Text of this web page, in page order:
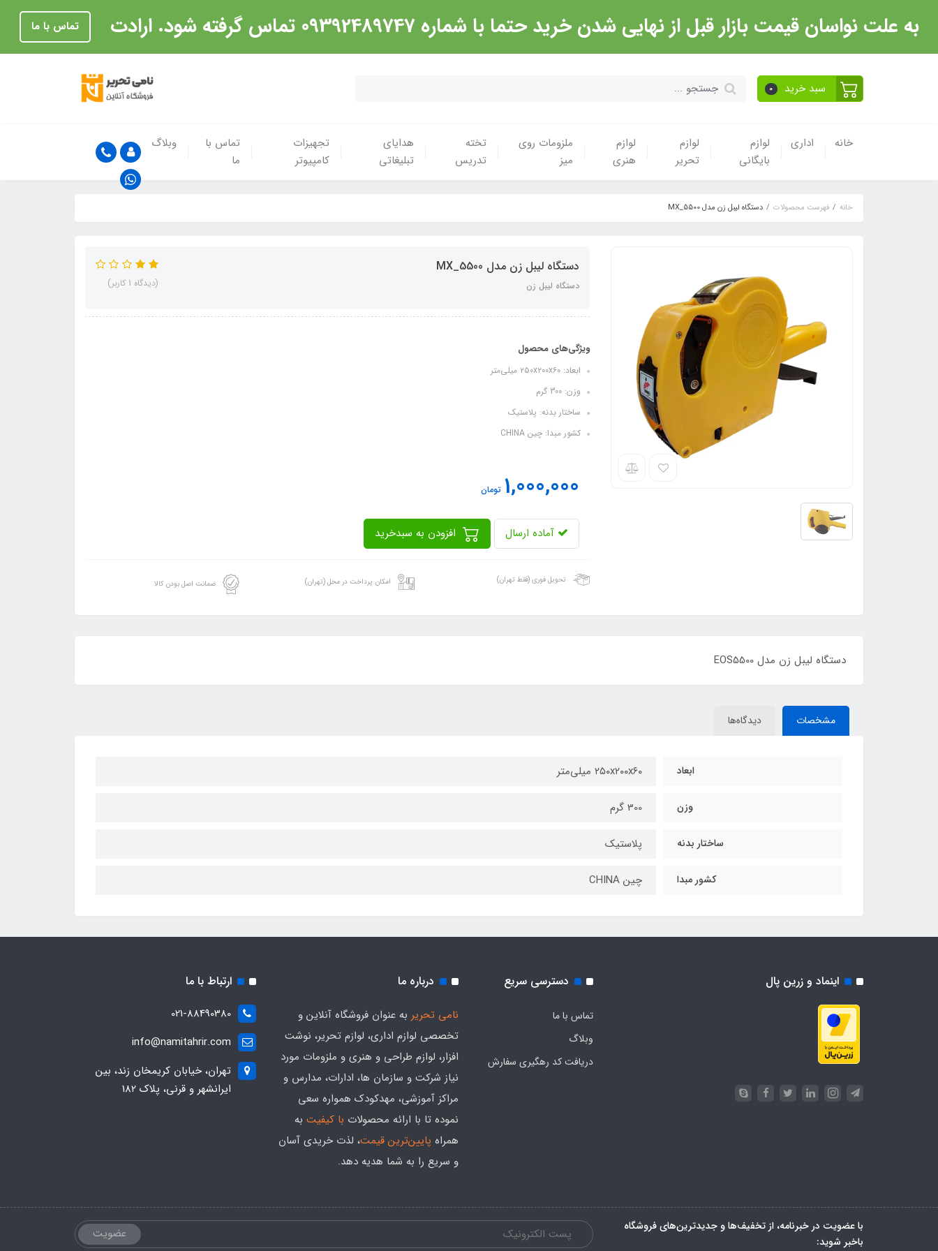
به علت نواسان قیمت بازار قبل از نهایی شدن خرید حتما با شماره 09392489747 تماس گرفته شود. ارادت تماس با ما
سبد خرید 0
خانه اداری
لوازم
بایگانی
لوازم
تحریر
لوازم
هنری
ملزومات روی
میز
تخته
تدریس
هدایای
تبلیغاتی
تجهیزات
کامپیوتر
تماس با
ما
وبلاگ
خانه فهرست محصولات دستگاه لیبل زن مدل MX_5500
دستگاه لیبل زن مدل MX_5500
دستگاه لیبل زن (دیدگاه 1 کاربر)
ویژگی‌های محصول
ابعاد: ۲۵۰x۲۰۰x۶۰ میلی‌متر
وزن: 300 گرم
ساختار بدنه: پلاستیک
کشور مبدا: چین CHINA
1,000,000 تومان
آماده ارسال
تحویل فوری (فقط تهران) امکان پرداخت در محل (تهران) ضمانت اصل بودن کالا
دستگاه لیبل زن مدل EOS5500
مشخصات دیدگاه‌ها
ابعاد ۲۵۰x۲۰۰x۶۰ میلی‌متر
وزن 300 گرم
ساختار بدنه پلاستیک
کشور مبدا چین CHINA
اینماد و زرین پال دسترسی سریع
تماس با ما
وبلاگ
دریافت کد رهگیری سفارش
درباره ما
نامی تحریر به عنوان فروشگاه آنلاین و
تخصصی لوازم اداری، لوازم تحریر، نوشت
افزار، لوازم طراحی و هنری و ملزومات مورد
نیاز شرکت و سازمان ها، ادارات، مدارس و
مراکز آموزشی، مهدکودک همواره سعی
نموده تا با ارائه محصولات با کیفیتبه
همراه پایین‌ترین قیمت، لذت خریدی آسان
و سریع را به شما هدیه‌ دهد.
ارتباط با ما
021-88490380
info@namitahrir.com
تهران، خیابان کریمخان زند، بین
ایرانشهر و قرنی، پلاک 182
با عضویت در خبرنامه، از تخفیف‌ها و جدیدترین‌های فروشگاه
باخبر شوید:
عضویت